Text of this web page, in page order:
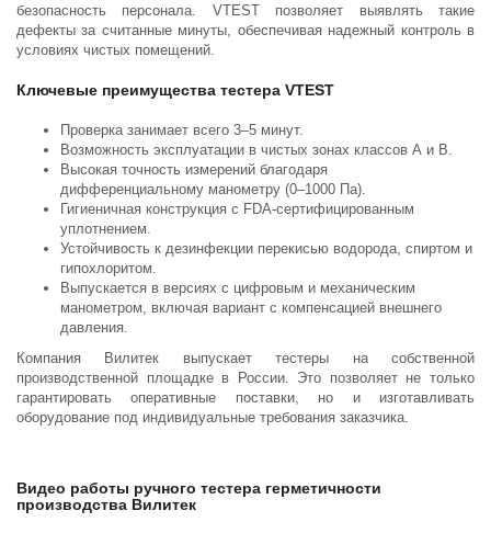
безопасность персонала. VTEST позволяет выявлять такие
дефекты за считанные минуты, обеспечивая надежный контроль в
условиях чистых помещений.
Ключевые преимущества тестера VTEST
Проверка занимает всего 3–5 минут.
Возможность эксплуатации в чистых зонах классов А и В.
Высокая точность измерений благодаря
дифференциальному манометру (0–1000 Па).
Гигиеничная конструкция с FDA-сертифицированным
уплотнением.
Устойчивость к дезинфекции перекисью водорода, спиртом и
гипохлоритом.
Выпускается в версиях с цифровым и механическим
манометром, включая вариант с компенсацией внешнего
давления.
Компания Вилитек выпускает тестеры на собственной
производственной площадке в России. Это позволяет не только
гарантировать оперативные поставки, но и изготавливать
оборудование под индивидуальные требования заказчика.
Видео работы ручного тестера герметичности
производства Вилитек